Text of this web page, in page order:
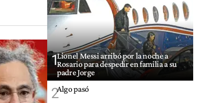
1Lionel Messi arribó por la noche a
Rosario para despedir en familia a su
padre Jorge
2Algo pasó